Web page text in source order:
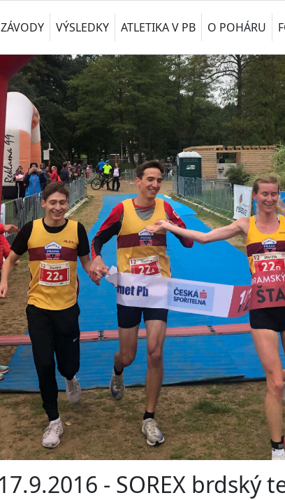
ZÁVODY VÝSLEDKY ATLETIKA V PB O POHÁRU
- SOREX brdský